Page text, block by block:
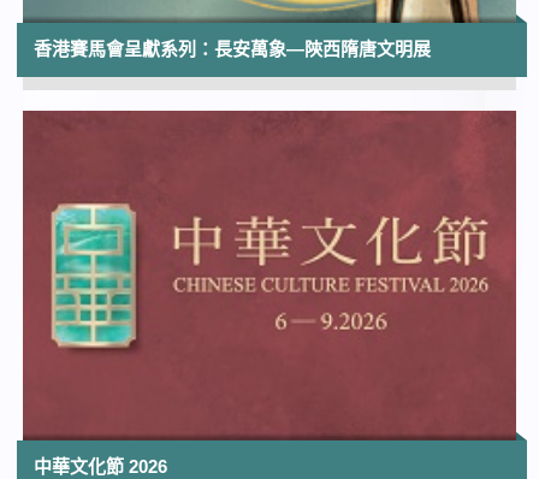
劃」《身體年輪》長者舞蹈計劃──身體紓壓
工作坊
沙田區內場地
11:00
13:00
航向太空⸺中國載人航天之旅
香港太空館大堂 | 展期至2026年9月28日
14:00
太陽系大冒險3D
紫荊盃國際舞蹈大賽2026 - 決賽
香港賽馬會呈獻系列：長安萬象—陝西隋唐文明展
中華文化節 2026